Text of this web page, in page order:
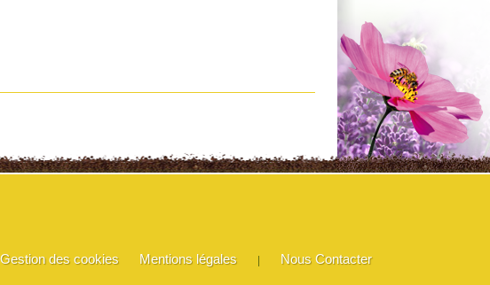
Gestion des cookies Mentions légales | Nous Contacter